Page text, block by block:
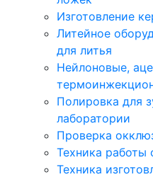
Изготовление
Литейное
для литья
Нейлоновые,
Полировка для
лаборатории
Проверка
Техника работы
Техника